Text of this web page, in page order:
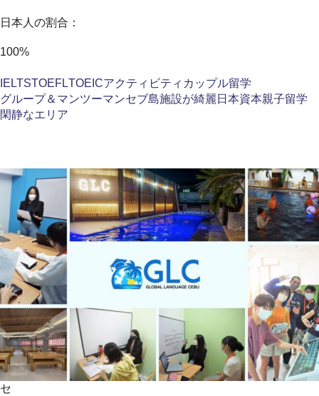
日本人の割合：
100%
IELTSTOEFLTOEICアクティビティ カップル留学
グループ＆マンツーマンセブ島施設が綺麗 日本資本親子留学
閑静なエリア
セ